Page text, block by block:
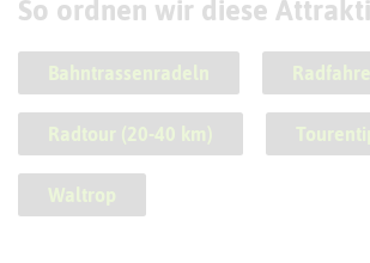
So ordnen wir diese
Bahntrassenradeln
Radtour (20-40 km)
Waltrop